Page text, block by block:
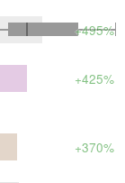
+495%
+425%
+370%